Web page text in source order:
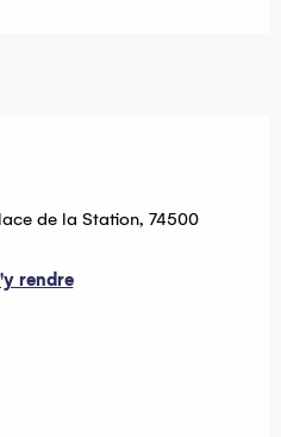
de la Station, 74500
rendre